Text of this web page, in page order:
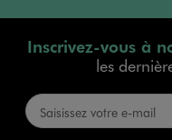
Inscrivez-vous à
les